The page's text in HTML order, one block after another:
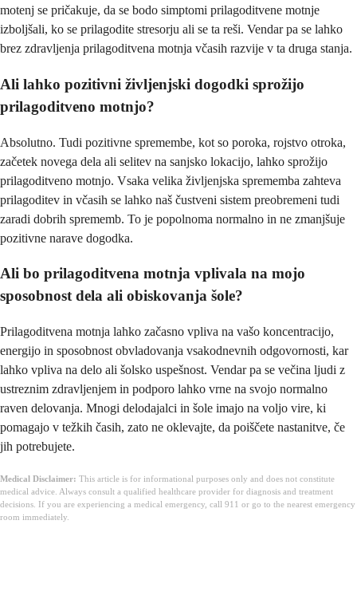
motenj se pričakuje, da se bodo simptomi prilagoditvene motnje
izboljšali, ko se prilagodite stresorju ali se ta reši. Vendar pa se lahko
brez zdravljenja prilagoditvena motnja včasih razvije v ta druga stanja.
Ali lahko pozitivni življenjski dogodki sprožijo
prilagoditveno motnjo?
Absolutno. Tudi pozitivne spremembe, kot so poroka, rojstvo otroka,
začetek novega dela ali selitev na sanjsko lokacijo, lahko sprožijo
prilagoditveno motnjo. Vsaka velika življenjska sprememba zahteva
prilagoditev in včasih se lahko naš čustveni sistem preobremeni tudi
zaradi dobrih sprememb. To je popolnoma normalno in ne zmanjšuje
pozitivne narave dogodka.
Ali bo prilagoditvena motnja vplivala na mojo
sposobnost dela ali obiskovanja šole?
Prilagoditvena motnja lahko začasno vpliva na vašo koncentracijo,
energijo in sposobnost obvladovanja vsakodnevnih odgovornosti, kar
lahko vpliva na delo ali šolsko uspešnost. Vendar pa se večina ljudi z
ustreznim zdravljenjem in podporo lahko vrne na svojo normalno
raven delovanja. Mnogi delodajalci in šole imajo na voljo vire, ki
pomagajo v težkih časih, zato ne oklevajte, da poiščete nastanitve, če
jih potrebujete.
Medical Disclaimer: This article is for informational purposes only and does not constitute
medical advice. Always consult a qualified healthcare provider for diagnosis and treatment
decisions. If you are experiencing a medical emergency, call 911 or go to the nearest emergency
room immediately.